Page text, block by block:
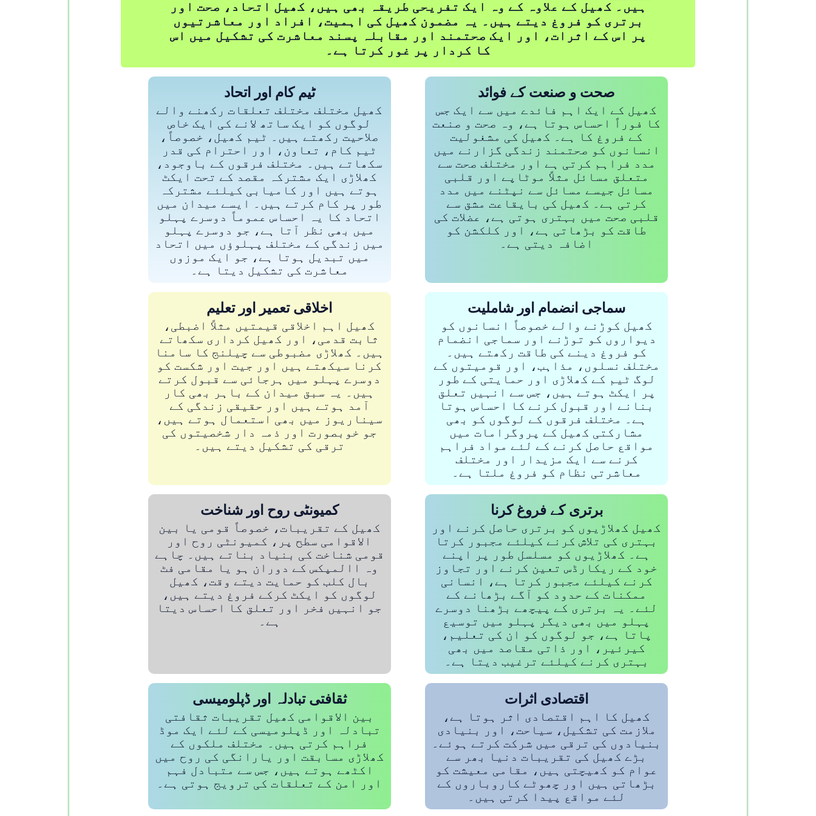
ہیں۔ کھیل کے علاوہ کے وہ ایک تفریحی طریقہ بھی ہیں، کھیل اتحاد، صحت اور
برتری کو فروغ دیتے ہیں۔ یہ مضمون کھیل کی اہمیت، افراد اور معاشرتیوں
پر اس کے اثرات، اور ایک صحتمند اور مقابلہ پسند معاشرت کی تشکیل میں اس
کا کردار پر غور کرتا ہے۔
صحت و صنعت کے فوائد
کھیل کے ایک اہم فائدے میں سے ایک جس
کا فوراً احساس ہوتا ہے، وہ صحت و صنعت
کے فروغ کا ہے۔ کھیل کی مشغولیت
انسانوں کو صحتمند زندگی گزارنے میں
مدد فراہم کرتی ہے اور مختلف صحت سے
متعلق مسائل مثلاً موٹاپے اور قلبی
مسائل جیسے مسائل سے نپٹنے میں مدد
کرتی ہے۔ کھیل کی بایقاعت مشق سے
قلبی صحت میں بہتری ہوتی ہے، عضلات کی
طاقت کو بڑھاتی ہے، اور کلکشن کو
اضافہ دیتی ہے۔
ٹیم کام اور اتحاد
کھیل مختلف مختلف تعلقات رکھنے والے
لوگوں کو ایک ساتھ لانے کی ایک خاص
صلاحیت رکھتے ہیں۔ ٹیم کھیل، خصوصاً،
ٹیم کام، تعاون، اور احترام کی قدر
سکھاتے ہیں۔ مختلف فرقوں کے باوجود،
کھلاڑی ایک مشترکہ مقصد کے تحت ایکٹ
ہوتے ہیں اور کامیابی کیلئے مشترکہ
طور پر کام کرتے ہیں۔ ایسے میدان میں
اتحاد کا یہ احساس عموماً دوسرے پہلو
میں بھی نظر آتا ہے، جو دوسرے پہلو
میں زندگی کے مختلف پہلوؤں میں اتحاد
میں تبدیل ہوتا ہے، جو ایک موزوں
معاشرت کی تشکیل دیتا ہے۔
سماجی انضمام اور شاملیت
کھیل کوڑنے والے خصوصاً انسانوں کو
دیواروں کو توڑنے اور سماجی انضمام
کو فروغ دینے کی طاقت رکھتے ہیں۔
مختلف نسلوں، مذاہب، اور قومیتوں کے
لوگ ٹیم کے کھلاڑی اور حمایتی کے طور
پر ایکٹ ہوتے ہیں، جس سے انہیں تعلق
بنانے اور قبول کرنے کا احساس ہوتا
ہے۔ مختلف فرقوں کے لوگوں کو بھی
مشارکتی کھیل کے پروگرامات میں
مواقع حاصل کرنے کے لئے مواد فراہم
کرنے سے ایک مزیدار اور مختلف
معاشرتی نظام کو فروغ ملتا ہے۔
اخلاقی تعمیر اور تعلیم
کھیل اہم اخلاقی قیمتیں مثلاً اضبطی،
ثابت قدمی، اور کھیل کرداری سکھاتے
ہیں۔ کھلاڑی مضبوطی سے چیلنج کا سامنا
کرنا سیکھتے ہیں اور جیت اور شکست کو
دوسرے پہلو میں ہرجائی سے قبول کرتے
ہیں۔ یہ سبق میدان کے باہر بھی کار
آمد ہوتے ہیں اور حقیقی زندگی کے
سیناریوز میں بھی استعمال ہوتے ہیں،
جو خوبصورت اور ذمہ دار شخصیتوں کی
ترقی کی تشکیل دیتے ہیں۔
برتری کے فروغ کرنا
کھیل کھلاڑیوں کو برتری حاصل کرنے اور
بہتری کی تلاش کرنے کیلئے مجبور کرتا
ہے۔ کھلاڑیوں کو مسلسل طور پر اپنے
خود کے ریکارڈس تعین کرنے اور تجاوز
کرنے کیلئے مجبور کرتا ہے، انسانی
ممکنات کے حدود کو آگے بڑھانے کے
لئے۔ یہ برتری کے پیچھے بڑھنا دوسرے
پہلو میں بھی دیگر پہلو میں توسیع
پاتا ہے، جو لوگوں کو ان کی تعلیم،
کیرئیر، اور ذاتی مقاصد میں بھی
بہتری کرنے کیلئے ترغیب دیتا ہے۔
کمیونٹی روح اور شناخت
کھیل کے تقریبات، خصوصاً قومی یا بین
الاقوامی سطح پر، کمیونٹی روح اور
قومی شناخت کی بنیاد بناتے ہیں۔ چاہے
وہ االمپکس کے دوران ہو یا مقامی فٹ
بال کلب کو حمایت دیتے وقت، کھیل
لوگوں کو ایکٹ کرکے فروغ دیتے ہیں،
جو انہیں فخر اور تعلق کا احساس دیتا
ہے۔
اقتصادی اثرات
کھیل کا اہم اقتصادی اثر ہوتا ہے،
ملازمت کی تشکیل، سیاحت، اور بنیادی
بنیادوں کی ترقی میں شرکت کرتے ہوئے۔
بڑے کھیل کی تقریبات دنیا بھر سے
عوام کو کھیچتی ہیں، مقامی معیشت کو
بڑھاتی ہیں اور چھوٹے کاروباروں کے
لئے مواقع پیدا کرتی ہیں۔
ثقافتی تبادلہ اور ڈپلومیسی
بین الاقوامی کھیل تقریبات ثقافتی
تبادلہ اور ڈپلومیسی کے لئے ایک موڈ
فراہم کرتی ہیں۔ مختلف ملکوں کے
کھلاڑی مسابقت اور یارانگی کی روح میں
اکٹھے ہوتے ہیں، جس سے متبادل فہم
اور امن کے تعلقات کی ترویج ہوتی ہے۔